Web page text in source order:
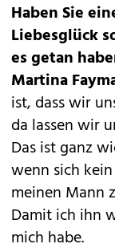
Haben Sie
Liebesglück
es getan
Martina
ist, dass wir
da lassen wir
Das ist ganz
wenn sich
meinen Mann
Damit ich ihn
mich habe.